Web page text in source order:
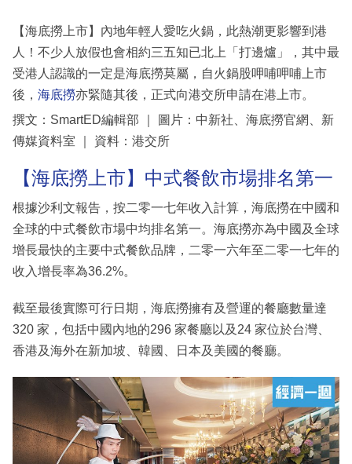
區
【海底撈上市】內地年輕人愛吃火鍋，此熱潮更影響到港
人！不少人放假也會相約三五知已北上「打邊爐」，其中最
受港人認識的一定是海底撈莫屬，自火鍋股呷哺呷哺上市
後， 海底撈亦緊隨其後，正式向港交所申請在港上市。
撰文：SmartED編輯部 ｜ 圖片：中新社、海底撈官網、新
傳媒資料室 ｜ 資料：港交所
【海底撈上市】中式餐飲市場排名第一
根據沙利文報告，按二零一七年收入計算，海底撈在中國和
全球的中式餐飲市場中均排名第一。海底撈亦為中國及全球
增長最快的主要中式餐飲品牌，二零一六年至二零一七年的
收入增長率為36.2%。
截至最後實際可行日期，海底撈擁有及營運的餐廳數量達
320 家，包括中國內地的296 家餐廳以及24 家位於台灣、
香港及海外在新加坡、韓國、日本及美國的餐廳。